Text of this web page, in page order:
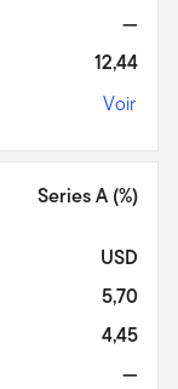
—
12,44
Voir
Series A (%)
USD
5,70
4,45
—